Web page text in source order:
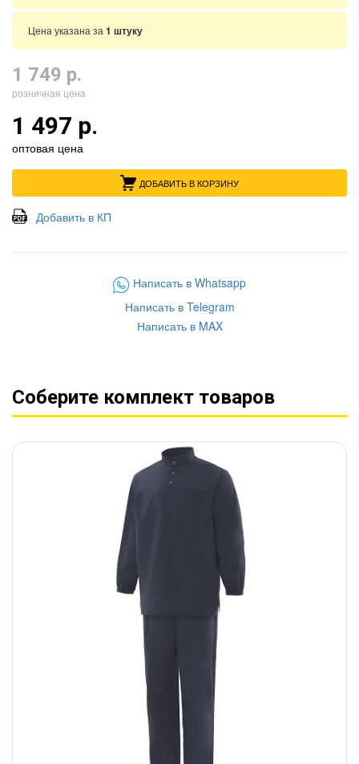
Цена указана за 1 штуку
1 749 р.
розничная цена
1 497 р.
оптовая цена
ДОБАВИТЬ В КОРЗИНУ
Добавить в КП
Написать в Whatsapp
Написать в Telegram
Написать в MAX
Соберите комплект товаров